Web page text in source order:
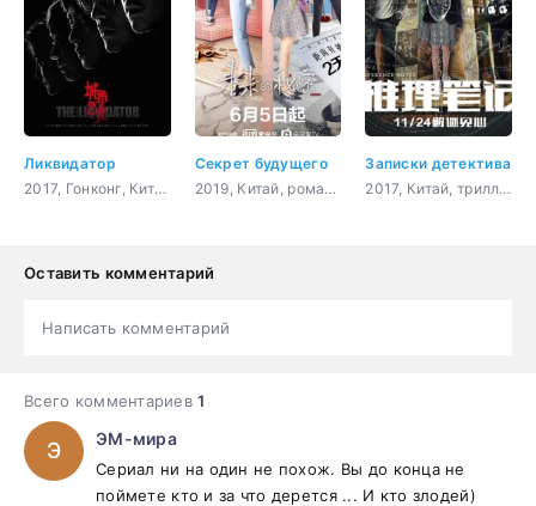
Ликвидатор
2017, Гонконг, Китай, триллер, мистика, драма
Секрет будущего
2019, Китай, романтика, молодость, фэнтези
Записки детектива
2017, Китай, триллер, мистика, молодость
Оставить комментарий
Написать комментарий
Всего комментариев1
Э ЭМ-мира
Сериал ни на один не похож. Вы до конца не
поймете кто и за что дерется ... И кто злодей)